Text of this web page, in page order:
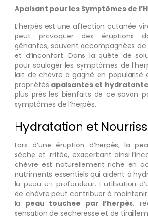
Apaisant pour les Symptômes de
L’herpès est une affection cutanée
peut provoquer des éruptions
gênantes, souvent accompagnées de
et d’inconfort. Dans la quête de
pour soulager les symptômes de
lait de chèvre a gagné en popularité
propriétés apaisantes et
plus près les bienfaits de ce savon
symptômes de l’herpès.
Hydratation et
Lors d’une éruption d’herpès, la
sèche et irritée, exacerbant ainsi
chèvre est naturellement riche en
nutriments essentiels qui aident à
la peau en profondeur. L’utilisation
de chèvre peut contribuer à maintenir
la peau touchée par l’herpès,
sensation de sécheresse et de